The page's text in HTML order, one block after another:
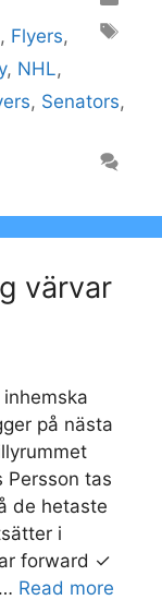
, Flyers,
, NHL,
, Senators,
värvar
på nästa
Persson tas
de hetaste
i
forward ✓
Read more